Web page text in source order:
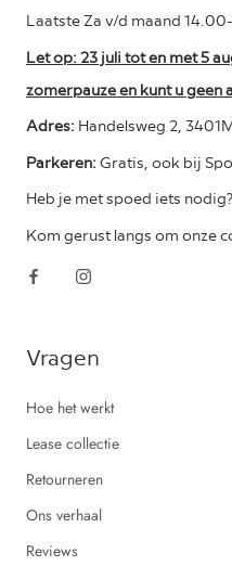
Laatste Za v/d maand
Let op: 23 juli tot en met 5
zomerpauze en kunt u geen
Adres: Handelsweg 2,
Parkeren: Gratis, ook bij
Heb je met spoed iets
Kom gerust langs om onze
Vragen
Hoe het werkt
Lease collectie
Retourneren
Ons verhaal
Reviews